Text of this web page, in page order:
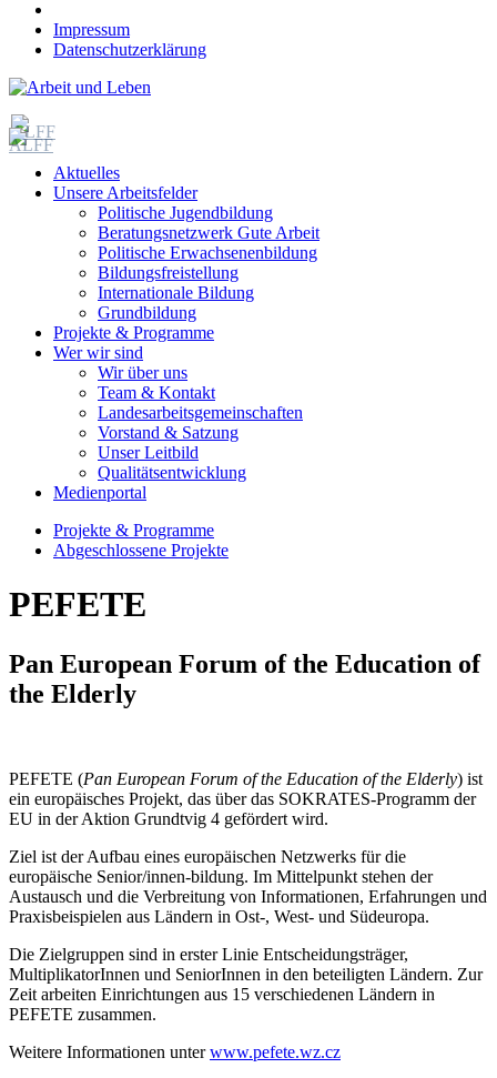
Impressum
Datenschutzerklärung
Aktuelles
Unsere Arbeitsfelder
Politische Jugendbildung
Beratungsnetzwerk Gute Arbeit
Politische Erwachsenenbildung
Bildungsfreistellung
Internationale Bildung
Grundbildung
Projekte & Programme
Wer wir sind
Wir über uns
Team & Kontakt
Landesarbeitsgemeinschaften
Vorstand & Satzung
Unser Leitbild
Qualitätsentwicklung
Medienportal
Projekte & Programme
Abgeschlossene Projekte
PEFETE
Pan European Forum of the Education of
the Elderly
PEFETE (Pan European Forum of the Education of the Elderly) ist
ein europäisches Projekt, das über das SOKRATES-Programm der
EU in der Aktion Grundtvig 4 gefördert wird.
Ziel ist der Aufbau eines europäischen Netzwerks für die
europäische Senior/innen-bildung. Im Mittelpunkt stehen der
Austausch und die Verbreitung von Informationen, Erfahrungen und
Praxisbeispielen aus Ländern in Ost-, West- und Südeuropa.
Die Zielgruppen sind in erster Linie Entscheidungsträger,
MultiplikatorInnen und SeniorInnen in den beteiligten Ländern. Zur
Zeit arbeiten Einrichtungen aus 15 verschiedenen Ländern in
PEFETE zusammen.
Weitere Informationen unterwww.pefete.wz.cz